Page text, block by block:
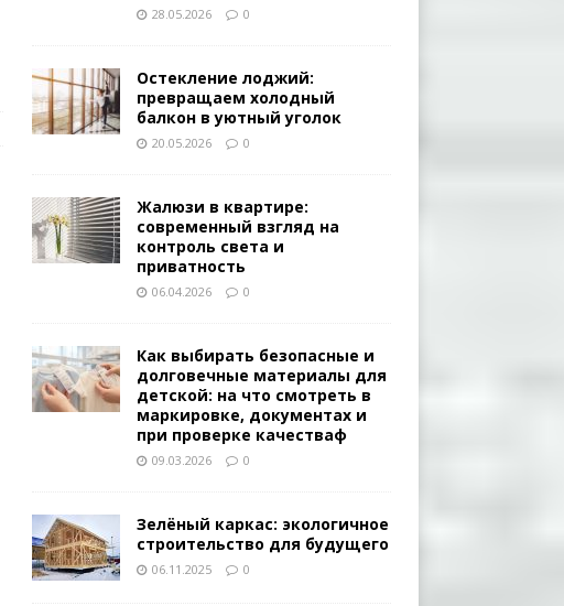
28.05.2026 0
Остекление лоджий:
превращаем холодный
балкон в уютный уголок
20.05.2026 0
Жалюзи в квартире:
современный взгляд на
контроль света и
приватность
06.04.2026 0
Как выбирать безопасные и
долговечные материалы для
детской: на что смотреть в
маркировке, документах и
при проверке качестваф
09.03.2026 0
Зелёный каркас: экологичное
строительство для будущего
06.11.2025 0